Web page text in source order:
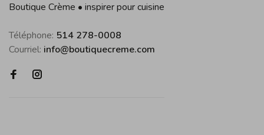
Boutique Crème • inspirer pour cuisine
Téléphone: 514 278-0008
Courriel: info@boutiquecreme.com